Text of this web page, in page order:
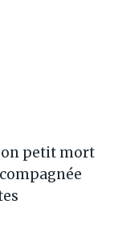
petit mort